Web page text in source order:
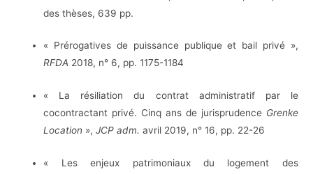
des thèses, 639 pp.
« Prérogatives de puissance publique et bail privé »,
RFDA 2018, n° 6, pp. 1175-1184
« La résiliation du contrat administratif par le
cocontractant privé. Cinq ans de jurisprudence Grenke
Location »,JCP adm. avril 2019, n° 16, pp. 22-26
« Les enjeux patrimoniaux du logement des